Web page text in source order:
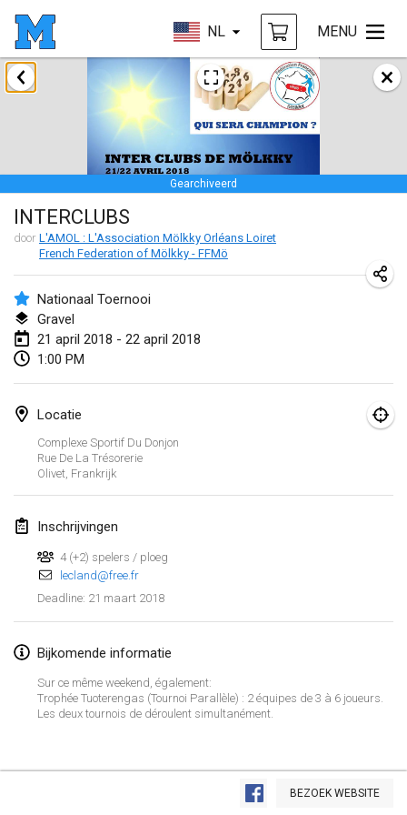
NL MENU
Weergave lijst
Gearchiveerd
INTERCLUBS
door L'AMOL : L'Association Mölkky Orléans Loiret
French Federation of Mölkky - FFMö
Nationaal Toernooi
Gravel
21 april 2018 - 22 april 2018
1:00 PM
Locatie
Complexe Sportif Du Donjon
Rue De La Trésorerie
Olivet, Frankrijk
Inschrijvingen
4 (+2) spelers / ploeg
lecland@free.fr
Deadline: 21 maart 2018
Bijkomende informatie
Sur ce même weekend, également:
Trophée Tuoterengas (Tournoi Parallèle) : 2 équipes de 3 à 6 joueurs.
Les deux tournois de déroulent simultanément.
BEZOEK WEBSITE
januari 2018
Open des rois de Mölkky
21 jan. 2018 Frankrijk
Individuel du Garo
21 jan. 2018|
Tournoi d'Hiver
27 jan. 2018|Frankrijk
Tournoi de Mölkky - Lesfous Dubâtonvaigeois
27 jan. 2018 |Frankrijk
Lumi Mölkky
3 feb. 2018|Finland
Tournoi de la St Valentin
10 feb. 2018
Faschings-Mölkky
11 feb. 2018
24 feb. 2018|Tsjechië
SM HalliMölkky - Finnish Championship
24 feb. 2018 |Finland